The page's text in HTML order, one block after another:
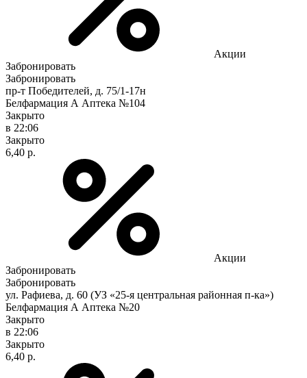
Акции
Забронировать
Забронировать
пр-т Победителей, д. 75/1-17н
Белфармация А Аптека №104
Закрыто
в 22:06
Закрыто
6,40 р.
Акции
Забронировать
Забронировать
ул. Рафиева, д. 60 (УЗ «25-я центральная районная п-ка»)
Белфармация А Аптека №20
Закрыто
в 22:06
Закрыто
6,40 р.